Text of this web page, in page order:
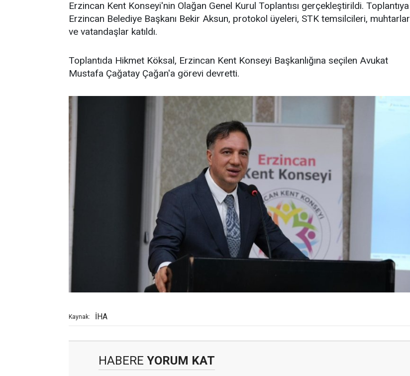
Erzincan Kent Konseyi'nin Olağan Genel Kurul Toplantısı gerçekleştirildi. Toplantıya
Erzincan Belediye Başkanı Bekir Aksun, protokol üyeleri, STK temsilcileri, muhtarlar
ve vatandaşlar katıldı.
Toplantıda Hikmet Köksal, Erzincan Kent Konseyi Başkanlığına seçilen Avukat
Mustafa Çağatay Çağan'a görevi devretti.
Kaynak: İHA
HABERE YORUM KAT